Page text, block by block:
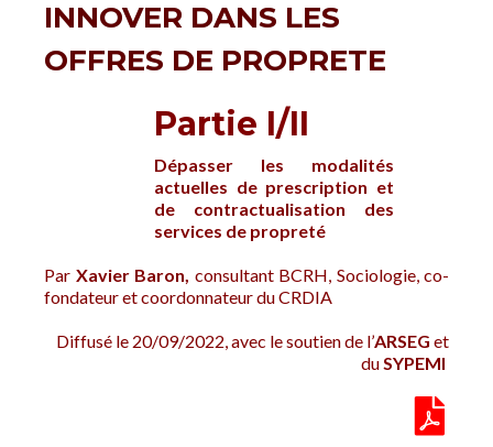
INNOVER DANS LES
OFFRES DE PROPRETE
Partie I/II
Dépasser les modalités
actuelles de prescription et
de contractualisation des
services de propreté
Par Xavier Baron, consultant BCRH, Sociologie, co-
fondateur et coordonnateur du CRDIA
Diffusé le 20/09/2022, avec le soutien de l’ARSEG et
duSYPEMI